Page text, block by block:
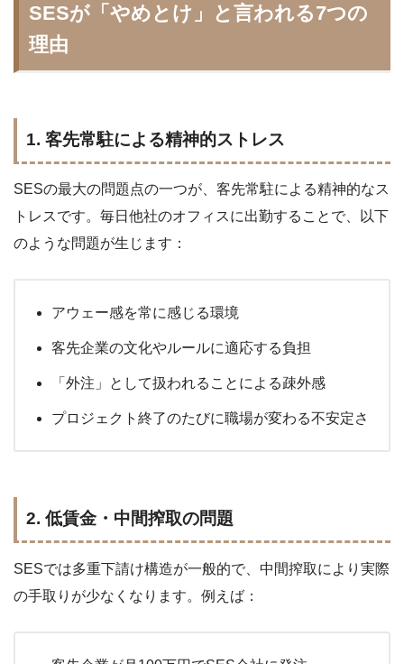
SESが「やめとけ」と言われる7つの
理由
1. 客先常駐による精神的ストレス
SESの最大の問題点の一つが、客先常駐による精神的なス
トレスです。毎日他社のオフィスに出勤することで、以下
のような問題が生じます：
アウェー感を常に感じる環境
客先企業の文化やルールに適応する負担
「外注」として扱われることによる疎外感
プロジェクト終了のたびに職場が変わる不安定さ
2. 低賃金・中間搾取の問題
SESでは多重下請け構造が一般的で、中間搾取により実際
の手取りが少なくなります。例えば：